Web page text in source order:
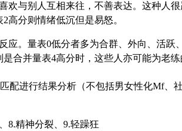
与别人互相来往，不善表达。这种人
高分则情绪低沉但是易怒。
。量表0低分者多为合群、外向、活
合并量表4高分时，这些人亦可能为老
进行结果分析（不包括男女性化Mf、
8.精神分裂、9.轻躁狂